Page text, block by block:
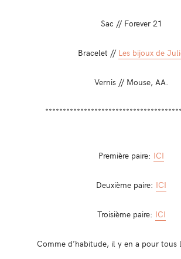
Sac // Forever 21
Bracelet // Les bijoux de
Vernis // Mouse, AA.
Première paire: ICI
Deuxième paire: ICI
Troisième paire: ICI
Comme d’habitude, il y en a pour tous